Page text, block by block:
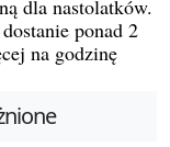
dla nastolatków.
ponad 2
na godzinę